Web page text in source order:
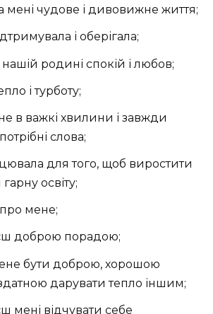
мені чудове і дивовижне життя;
і оберігала;
нашій родині спокій і любов;
і турботу;
в важкі хвилини і завжди
слова;
для того, щоб виростити
освіту;
мене;
доброю порадою;
бути доброю, хорошою
дарувати тепло іншим;
мені відчувати себе